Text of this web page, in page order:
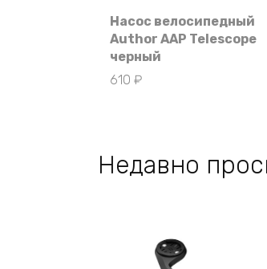
Насос велосипедный
Author AAP Telescope
черный
610 ₽
Недавно